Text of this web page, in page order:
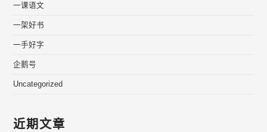
一课语文
一架好书
一手好字
企鹅号
Uncategorized
近期文章